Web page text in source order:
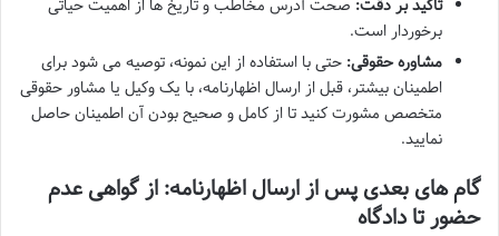
تأکید بر دقت: صحت آدرس مخاطب و تاریخ ها از اهمیت حیاتی
برخوردار است.
مشاوره حقوقی: حتی با استفاده از این نمونه، توصیه می شود برای
اطمینان بیشتر، قبل از ارسال اظهارنامه، با یک وکیل یا مشاور حقوقی
متخصص مشورت کنید تا از کامل و صحیح بودن آن اطمینان حاصل
نمایید.
گام های بعدی پس از ارسال اظهارنامه: از گواهی عدم
حضور تا دادگاه